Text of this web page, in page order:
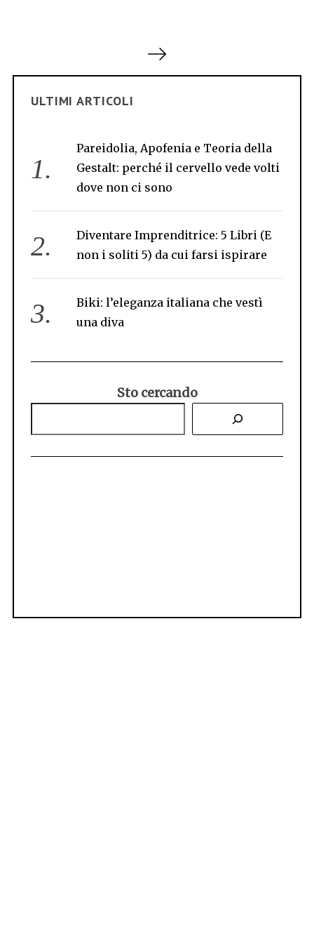
g
ULTIMI ARTICOLI
Pareidolia, Apofenia e Teoria della
Gestalt: perché il cervello vede volti
dove non ci sono
Diventare Imprenditrice: 5 Libri (E
non i soliti 5) da cui farsi ispirare
Biki: l’eleganza italiana che vestì
una diva
Sto cercando